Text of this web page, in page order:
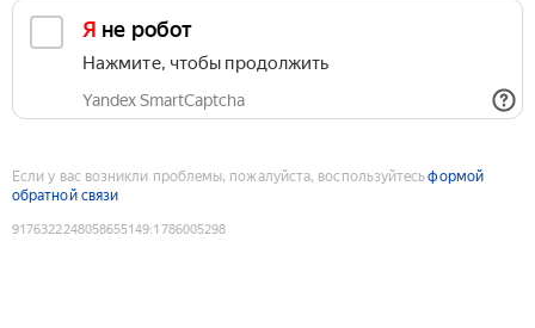
Я не робот
Нажмите, чтобы продолжить
Yandex SmartCaptcha
Если у вас возникли проблемы, пожалуйста, воспользуйтесьформой
обратной связи
9176322248058655149:1786005298